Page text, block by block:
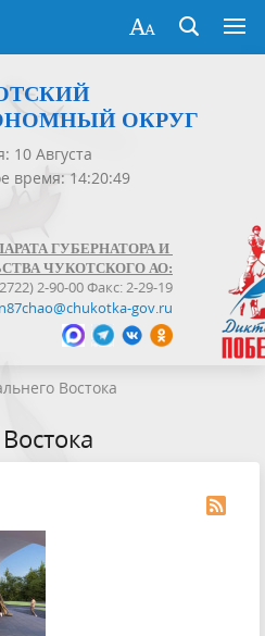
ОКРУГ
10 Августа
время: 14:20:49
ГУБЕРНАТОРА И
ЧУКОТСКОГО АО:
2-90-00 Факс: 2-29-19
gov.ru
Востока